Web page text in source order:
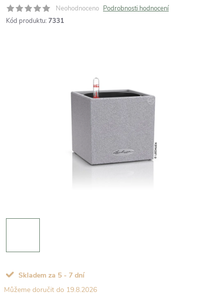
Neohodnoceno Podrobnosti hodnocení
Kód produktu: 7331
Skladem za 5 - 7 dní
19.8.2026